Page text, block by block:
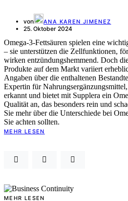
von ANA KAREN JIMENEZ
25. Oktober 2024
Omega-3-Fettsäuren spielen eine
– sie unterstützen die Zellfunktionen,
wirken entzündungshemmend. Doch
Produkte auf dem Markt variiert
Angaben über die enthaltenen
Expertin für
erkannt und bietet mit Supplera ein
Qualität an, das besonders rein und
Sie mehr über die Unterschiede bei
Sie achten sollten.
MEHR LESEN
MEHR LESEN